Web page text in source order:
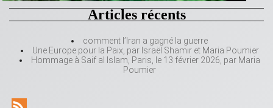
Articles récents
comment l’Iran a gagné la guerre
Une Europe pour la Paix, par Israël Shamir et Maria Poumier
Hommage à Saif al Islam, Paris, le 13 février 2026, par Maria
Poumier